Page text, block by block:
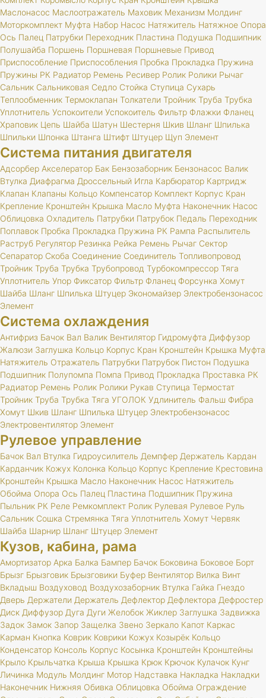
Маслонасос Маслоотражатель Маховик Механизм Молдинг
Моторкомплект Муфта Набор Насос Натяжитель Натяжное Опора
Ось Палец Патрубки Переходник Пластина Подушка Подшипник
Полушайба Поршень Поршневая Поршневые Привод
Приспособление Приспособления Пробка Прокладка Пружина
Пружины РК Радиатор Ремень Ресивер Ролик Ролики Рычаг
Сальник Сальниковая Седло Стойка Ступица Сухарь
Теплообменник Термоклапан Толкатели Тройник Труба Трубка
Уплотнитель Успокоители Успокоитель Фильтр Флажки Фланец
Храповик Цепь Шайба Шатун Шестерня Шкив Шланг Шпилька
Шпильки Шпонка Штанга Штифт Штуцер Щуп Элемент
Система питания двигателя
Адсорбер Акселератор Бак Бензозаборник Бензонасос Валик
Втулка Диафрагма Дроссельный Игла Карбюратор Картридж
Клапан Клапаны Кольцо Компенсатор Комплект Корпус Кран
Крепление Кронштейн Крышка Масло Муфта Наконечник Насос
Облицовка Охладитель Патрубки Патрубок Педаль Переходник
Поплавок Пробка Прокладка Пружина РК Рампа Распылитель
Раструб Регулятор Резинка Рейка Ремень Рычаг Сектор
Сепаратор Скоба Соединение Соединитель Топливопровод
Тройник Труба Трубка Трубопровод Турбокомпрессор Тяга
Уплотнитель Упор Фиксатор Фильтр Фланец Форсунка Хомут
Шайба Шланг Шпилька Штуцер Экономайзер Электробензонасос
Элемент
Система охлаждения
Антифриз Бачок Вал Валик Вентилятор Гидромуфта Диффузор
Жалюзи Заглушка Кольцо Корпус Кран Кронштейн Крышка Муфта
Натяжитель Отражатель Патрубки Патрубок Пистон Подушка
Подшипник Полупомпа Помпа Привод Прокладка Проставка РК
Радиатор Ремень Ролик Ролики Рукав Ступица Термостат
Тройник Труба Трубка Тяга УГОЛОК Удлинитель Фальш Фибра
Хомут Шкив Шланг Шпилька Штуцер Электробензонасос
Электровентилятор Элемент
Рулевое управление
Бачок Вал Втулка Гидроусилитель Демпфер Держатель Кардан
Карданчик Кожух Колонка Кольцо Корпус Крепление Крестовина
Кронштейн Крышка Масло Наконечник Насос Натяжитель
Обойма Опора Ось Палец Пластина Подшипник Пружина
Пыльник РК Реле Ремкомплект Ролик Рулевая Рулевое Руль
Сальник Сошка Стремянка Тяга Уплотнитель Хомут Червяк
Шайба Шарнир Шланг Штуцер Элемент
Кузов, кабина, рама
Амортизатор Арка Балка Бампер Бачок Боковина Боковое Борт
Брызг Брызговик Брызговики Буфер Вентилятор Вилка Винт
Вкладыш Воздуховод Воздухозаборник Втулка Гайка Гнездо
Дверь Держатели Держатель Дефлектор Дефлектора Дефростер
Диск Диффузор Дуга Дуги Желобок Жиклер Заглушка Задвижка
Задок Замок Запор Защелка Звено Зеркало Капот Каркас
Карман Кнопка Коврик Коврики Кожух Козырёк Кольцо
Конденсатор Консоль Корпус Косынка Кронштейн Кронштейны
Крыло Крыльчатка Крыша Крышка Крюк Крючок Кулачок Кунг
Личинка Модуль Молдинг Мотор Надставка Накладка Накладки
Наконечник Нижняя Обивка Облицовка Обойма Ограждение